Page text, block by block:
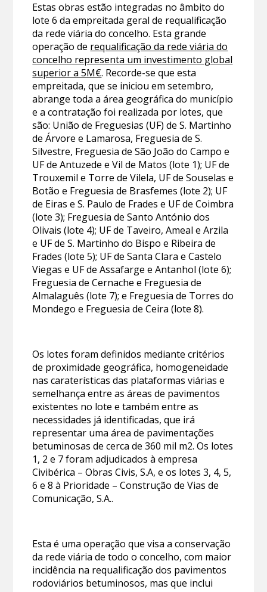
Estas obras estão integradas no âmbito do
lote 6 da empreitada geral de requalificação
da rede viária do concelho. Esta grande
operação de requalificação da rede viária do
concelho representa um investimento global
superior a 5M€. Recorde-se que esta
empreitada, que se iniciou em setembro,
abrange toda a área geográfica do município
e a contratação foi realizada por lotes, que
são: União de Freguesias (UF) de S. Martinho
de Árvore e Lamarosa, Freguesia de S.
Silvestre, Freguesia de São João do Campo e
UF de Antuzede e Vil de Matos (lote 1); UF de
Trouxemil e Torre de Vilela, UF de Souselas e
Botão e Freguesia de Brasfemes (lote 2); UF
de Eiras e S. Paulo de Frades e UF de Coimbra
(lote 3); Freguesia de Santo António dos
Olivais (lote 4); UF de Taveiro, Ameal e Arzila
e UF de S. Martinho do Bispo e Ribeira de
Frades (lote 5); UF de Santa Clara e Castelo
Viegas e UF de Assafarge e Antanhol (lote 6);
Freguesia de Cernache e Freguesia de
Almalaguês (lote 7); e Freguesia de Torres do
Mondego e Freguesia de Ceira (lote 8).
Os lotes foram definidos mediante critérios
de proximidade geográfica, homogeneidade
nas caraterísticas das plataformas viárias e
semelhança entre as áreas de pavimentos
existentes no lote e também entre as
necessidades já identificadas, que irá
representar uma área de pavimentações
betuminosas de cerca de 360 mil m2. Os lotes
1, 2 e 7 foram adjudicados à empresa
Civibérica – Obras Civis, S.A, e os lotes 3, 4, 5,
6 e 8 à Prioridade – Construção de Vias de
Comunicação, S.A..
Esta é uma operação que visa a conservação
da rede viária de todo o concelho, com maior
incidência na requalificação dos pavimentos
rodoviários betuminosos, mas que inclui